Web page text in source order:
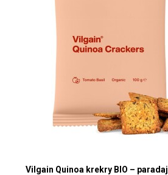
Vilgain Quinoa krekry BIO –